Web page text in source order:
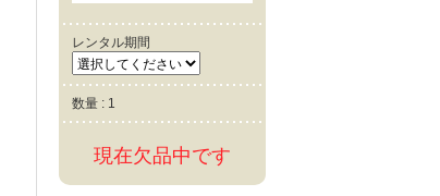
レンタル期間
数量 : 1
現在欠品中です